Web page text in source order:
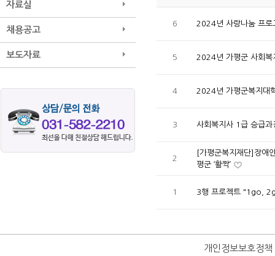
자료실
채용공고
보도자료
6 2024년 사랑나눔 프
5 2024년 가평군 사회복
4 2024년 가평군복지대
3 사회복지사 1급 승급
2
[가평군복지재단]장애
평군 ‘활짝’
1 3행 프로젝트 "1go,
개인정보보호정책